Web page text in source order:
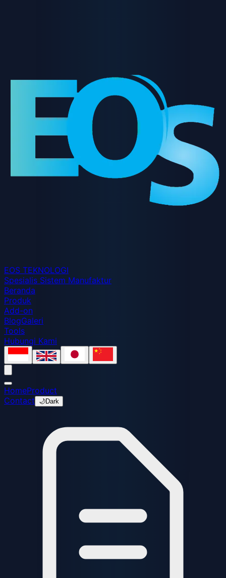
EOS TEKNOLOGI
Spesialis Sistem Manufaktur
Beranda
Produk
Add-on
BlogGaleri
Tools
Hubungi Kami
HomeProduct
Contact
🌙Dark